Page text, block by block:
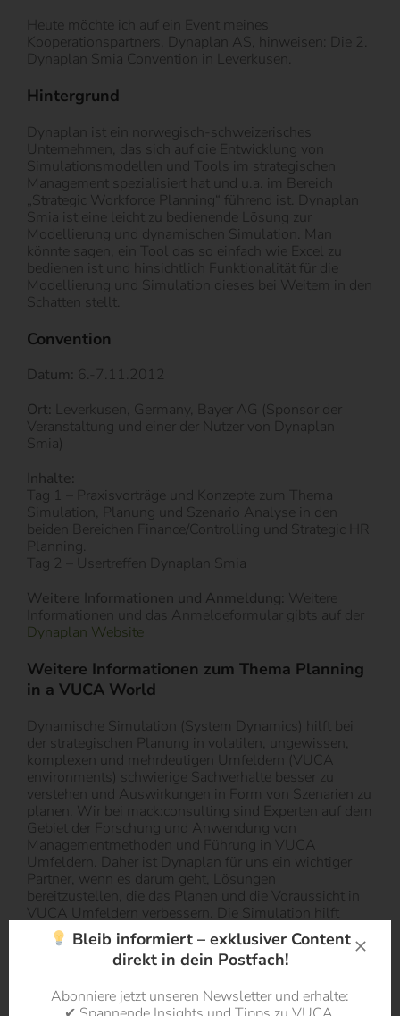
Heute möchte ich auf ein Event meines
Kooperationspartners, Dynaplan AS, hinweisen: Die 2.
Dynaplan Smia Convention in Leverkusen.
Hintergrund
Dynaplan ist ein norwegisch-schweizerisches
Unternehmen, das sich auf die Entwicklung von
Simulationsmodellen und Tools im strategischen
Management spezialisiert hat und u.a. im Bereich
„Strategic Workforce Planning“ führend ist. Dynaplan
Smia ist eine leicht zu bedienende Lösung zur
Modellierung und dynamischen Simulation. Man
könnte sagen, ein Tool das so einfach wie Excel zu
bedienen ist und hinsichtlich Funktionalität für die
Modellierung und Simulation dieses bei Weitem in den
Schatten stellt.
Convention
Datum: 6.-7.11.2012
Ort: Leverkusen, Germany, Bayer AG (Sponsor der
Veranstaltung und einer der Nutzer von Dynaplan
Smia)
Inhalte:
Tag 1 – Praxisvorträge und Konzepte zum Thema
Simulation, Planung und Szenario Analyse in den
beiden Bereichen Finance/Controlling und Strategic HR
Planning.
Tag 2 – Usertreffen Dynaplan Smia
Weitere Informationen und Anmeldung: Weitere
Informationen und das Anmeldeformular gibts auf der
Dynaplan Website
Weitere Informationen zum Thema Planning
in a VUCA World
Dynamische Simulation (System Dynamics) hilft bei
der strategischen Planung in volatilen, ungewissen,
komplexen und mehrdeutigen Umfeldern (VUCA
environments) schwierige Sachverhalte besser zu
verstehen und Auswirkungen in Form von Szenarien zu
planen. Wir bei mack:consulting sind Experten auf dem
Gebiet der Forschung und Anwendung von
Managementmethoden und Führung in VUCA
Umfeldern. Daher ist Dynaplan für uns ein wichtiger
Partner, wenn es darum geht, Lösungen
bereitzustellen, die das Planen und die Voraussicht in
VUCA Umfeldern verbessern. Die Simulation hilft
hierbei nicht nur, im Controlling valide quantitative
Planungswerte zu erhalten, sondern hilft, anders als
andere Verfahren auch, ein besseres Systemverständnis
Optionen diskutieren zu können.
Bleib informiert – exklusiver Content
direkt in dein Postfach!
Abonniere jetzt unseren Newsletter und erhalte: